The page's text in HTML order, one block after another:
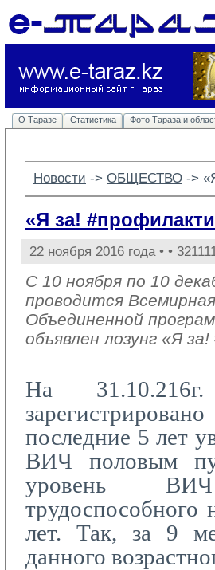
О Таразе Статистика Фото Тараза и
Новости -> ОБЩЕСТВО ->
«Я за!
22 ноября 2016 года • •
С 10 ноября по 10
проводится
Объединенной
объявлен лозунг «Я
На
последние 5 лет
ВИЧ половым
уровень
трудоспособного
лет. Так, за 9
данного